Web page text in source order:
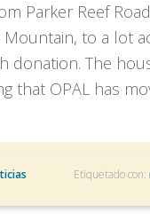
Parker Reef
Mountain, to a lot
donation. The
that OPAL has
Etiquetado con: